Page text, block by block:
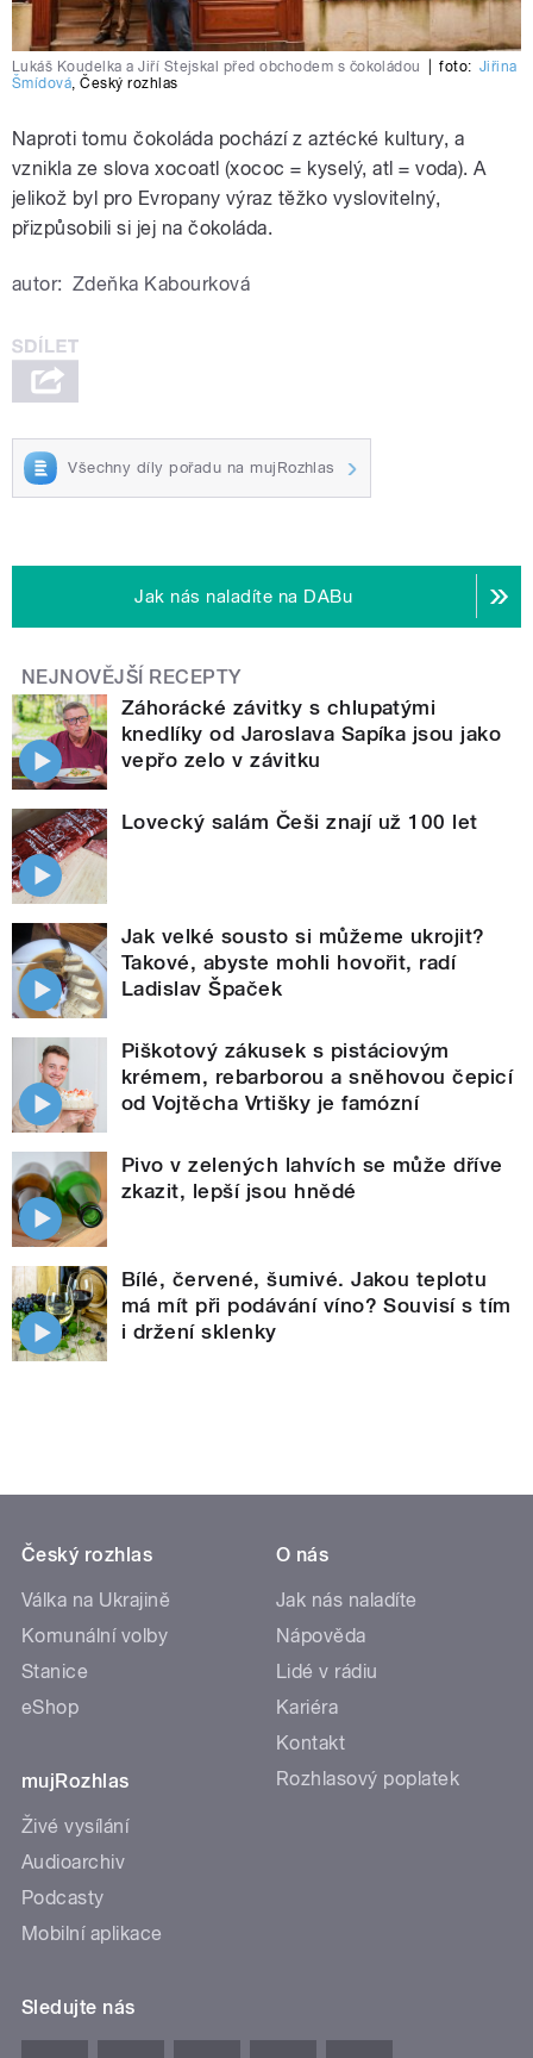
Lukáš Koudelka a Jiří Stejskal před obchodem s čokoládou foto: Jiřina
Šmídová,Český rozhlas
Naproti tomu čokoláda pochází z aztécké kultury, a
vznikla ze slova xocoatl (xococ = kyselý, atl = voda). A
jelikož byl pro Evropany výraz těžko vyslovitelný,
přizpůsobili si jej na čokoláda.
autor: Zdeňka Kabourková
Všechny díly pořadu na mujRozhlas
Jak nás naladíte na DABu
NEJNOVĚJŠÍ RECEPTY
Záhorácké závitky s chlupatými
knedlíky od Jaroslava Sapíka jsou jako
vepřo zelo v závitku
Lovecký salám Češi znají už 100 let
Jak velké sousto si můžeme ukrojit?
Takové, abyste mohli hovořit, radí
Ladislav Špaček
Piškotový zákusek s pistáciovým
krémem, rebarborou a sněhovou čepicí
od Vojtěcha Vrtišky je famózní
Pivo v zelených lahvích se může dříve
zkazit, lepší jsou hnědé
Bílé, červené, šumivé. Jakou teplotu
má mít při podávání víno? Souvisí s tím
i držení sklenky
Český rozhlas
Válka na Ukrajině
Komunální volby
Stanice
eShop
mujRozhlas
Živé vysílání
Audioarchiv
Podcasty
Mobilní aplikace
O nás
Jak nás naladíte
Nápověda
Lidé v rádiu
Kariéra
Kontakt
Rozhlasový poplatek
Sledujte nás